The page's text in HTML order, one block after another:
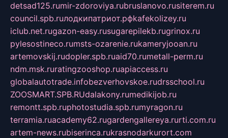
detsad125.rumir-zdoroviya.rubruslanovo.rusiterem.ru
council.spb.ruлодкипатриот.рфkafekolizey.ru
iclub.net.rugazon-easy.rusugarepilekb.rugrinox.ru
pylesostineco.rumsts-ozarenie.rukameryjooan.ru
artemovskij.rudopler.spb.ruaid70.rumetall-perm.ru
ndm.msk.ruratingzooshop.ruapiaccess.ru
globalautotrade.infobezverhovskoe.rudrsschool.ru
ZOOSMART.SPB.RUdalakony.rumedikijob.ru
remontt.spb.ruphotostudia.spb.rumyragon.ru
terramia.ruacademy62.rugardengallereya.rurti.com.ru
artem-news.rubiserinca.rukrasnodarkurort.com